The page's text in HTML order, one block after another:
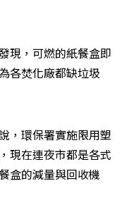
現，可燃的紙餐盒即
各焚化廠都缺垃圾
，環保署實施限用塑
現在連夜市都是各式
盒的減量與回收機